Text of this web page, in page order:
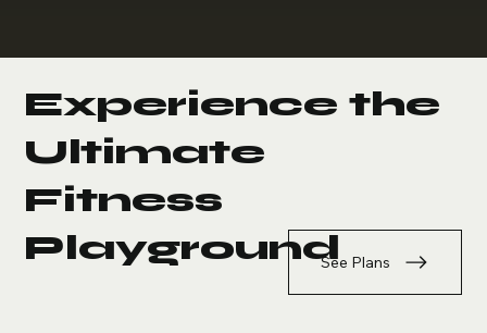
See Plans
Experience the
Ultimate
Fitness
Playground